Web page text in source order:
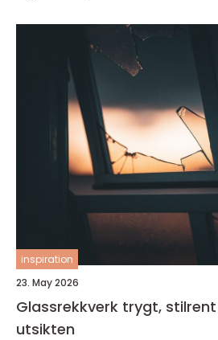
inspiration
23. May 2026
Glassrekkverk trygt, stilrent og åpent mot
utsikten